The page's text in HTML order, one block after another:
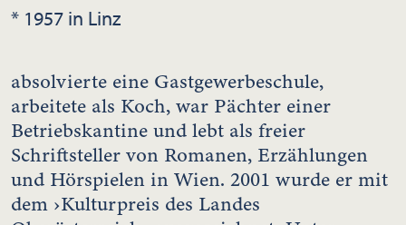
* 1957 in Linz
absolvierte eine Gastgewerbeschule,
arbeitete als Koch, war Pächter einer
Betriebskantine und lebt als freier
Schriftsteller von Romanen, Erzählungen
und Hörspielen in Wien. 2001 wurde er mit
dem ›Kulturpreis des Landes